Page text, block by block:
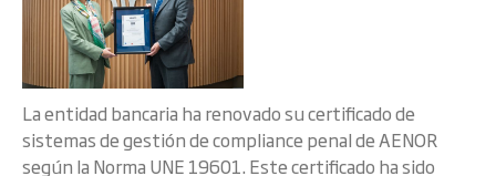
La entidad bancaria ha renovado su certificado de
sistemas de gestión de compliance penal de AENOR
según la Norma UNE 19601. Este certificado ha sido